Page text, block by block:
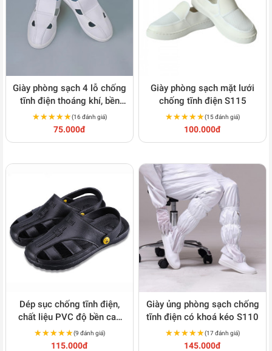
Giày phòng sạch 4 lỗ chống
tĩnh điện thoáng khí, bền
đẹp S114
★★★★★
★★★★★(16 đánh giá)
75.000đ
Giày phòng sạch mặt lưới
chống tĩnh điện S115
★★★★★
★★★★★(15 đánh giá)
100.000đ
Dép sục chống tĩnh điện,
chất liệu PVC độ bền cao
S127
★★★★★
★★★★★(9 đánh giá)
115.000đ
Giày ủng phòng sạch chống
tĩnh điện có khoá kéo S110
★★★★★
★★★★★(17 đánh giá)
145.000đ